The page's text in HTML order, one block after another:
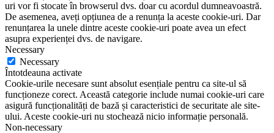
uri vor fi stocate în browserul dvs. doar cu acordul dumneavoastră.
De asemenea, aveți opțiunea de a renunța la aceste cookie-uri. Dar
renunțarea la unele dintre aceste cookie-uri poate avea un efect
asupra experienței dvs. de navigare.
Necessary
Necessary
Întotdeauna activate
Cookie-urile necesare sunt absolut esențiale pentru ca site-ul să
funcționeze corect. Această categorie include numai cookie-uri care
asigură funcționalități de bază și caracteristici de securitate ale site-
ului. Aceste cookie-uri nu stochează nicio informație personală.
Non-necessary